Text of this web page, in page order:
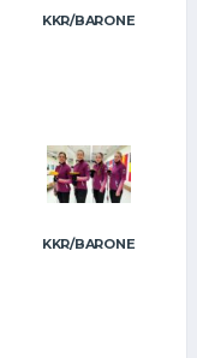
KKR/BARONE
KKR/BARONE